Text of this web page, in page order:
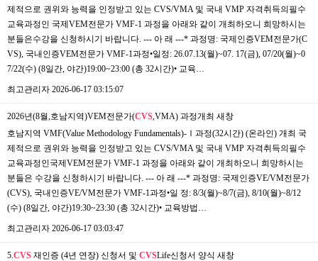
제적으로 권위와 능력을 인정받고 있는 CVS/VMA 및 국내 VMP 자격취득의필수
교육과정인 국제VEM전문가 VMF-1 과정을 아래와 같이 개최하오니 희망하시는
분들은수강을 신청하시기 바랍니다. --- 아 래 ---* 과정명: 국제인증VEM전문가(C
VS), 국내인증VEM전문가 VMF-1과정•일정: 26.07.13(월)~07. 17(금), 07/20(월)~0
7/22(수) (8일간, 야간)19:00~23:00 (총 32시간)• 교육…
최고관리자 2026-06-17 03:15:07
2026년(8월,호남지역)VEM전문가(CVS ,VMA) 과정개최 새창
호남지역 VMF(Value Methodology Fundamentals)-Ⅰ과정(32시간) (온라인) 개최 국
제적으로 권위와 능력을 인정받고 있는 CVS/VMA 및 국내 VMP 자격취득의필수
교육과정인국제VEM전문가 VMF-1 과정을 아래와 같이 개최하오니 희망하시는
분들은 수강을 신청하시기 바랍니다. --- 아 래 ---* 과정명: 국제인증VE/VM전문가
(CVS), 국내인증VE/VM전문가 VMF-1과정•일 정: 8/3(월)~8/7(금), 8/10(월)~8/12
(수) (8일간, 야간)19:30~23:30 (총 32시간)• 교육방법…
최고관리자 2026-06-17 03:03:47
5. CVS 재인증 (4년 연장) 신청서 및 CVSLife신청서 양식 새창